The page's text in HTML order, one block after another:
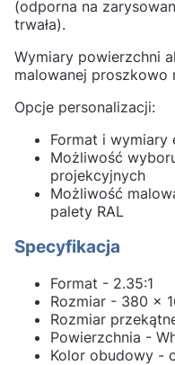
(odporna na
trwała).
Wymiary powierzchni
malowanej proszkowo
Opcje personalizacji:
Format i wymiary
Możliwość
projekcyjnych
Możliwość
palety RAL
Specyfikacja
Format - 2.35:1
Rozmiar - 380 x
Rozmiar
Powierzchnia -
Kolor obudowy -